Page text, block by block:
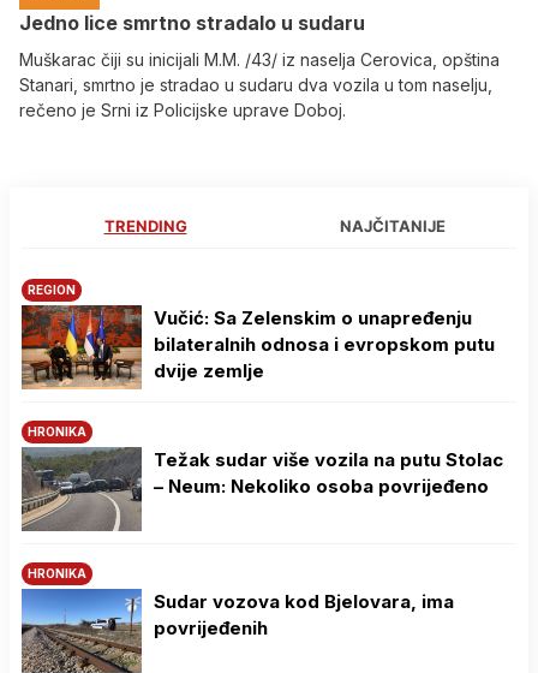
Јedno lice smrtno stradalo u sudaru
Muškarac čiji su inicijali M.M. /43/ iz naselja Cerovica, opština
Stanari, smrtno je stradao u sudaru dva vozila u tom naselju,
rečeno je Srni iz Policijske uprave Doboj.
TRENDING NAJČITANIJE
REGION
Vučić: Sa Zelenskim o unapređenju
bilateralnih odnosa i evropskom putu
dvije zemlje
HRONIKA
Težak sudar više vozila na putu Stolac
– Neum: Nekoliko osoba povrijeđeno
HRONIKA
Sudar vozova kod Bjelovara, ima
povrijeđenih